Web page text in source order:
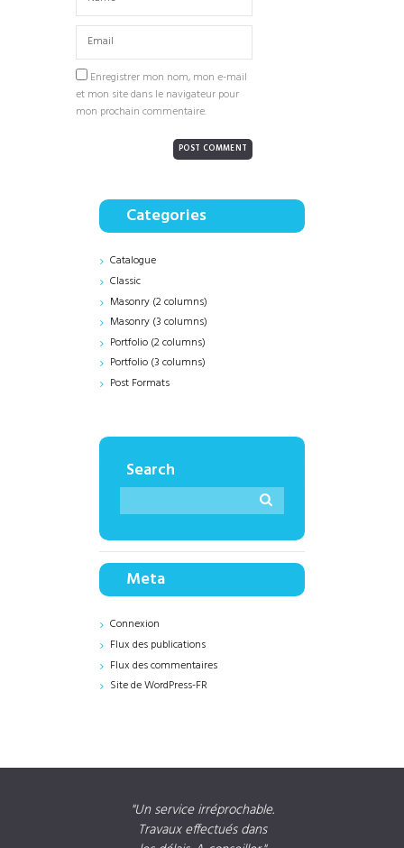
Enregistrer mon nom, mon e-mail
et mon site dans le navigateur pour
mon prochain commentaire.
Categories
Catalogue
Classic
Masonry (2 columns)
Masonry (3 columns)
Portfolio (2 columns)
Portfolio (3 columns)
Post Formats
Search
Meta
Connexion
Flux des publications
Flux des commentaires
Site de WordPress-FR
Un service irréprochable.
Travaux effectués dans